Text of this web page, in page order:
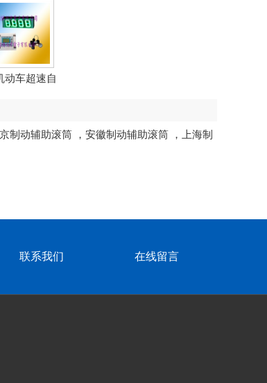
动车超速自
制动辅助滚筒 ， 安徽制动辅助滚筒 ， 上海制
联系我们 在线留言